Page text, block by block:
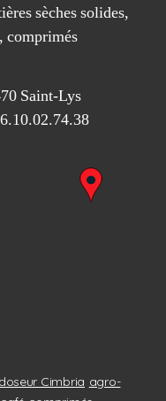
sèches solides,
comprimés
Saint-Lys
Cimbria agro-